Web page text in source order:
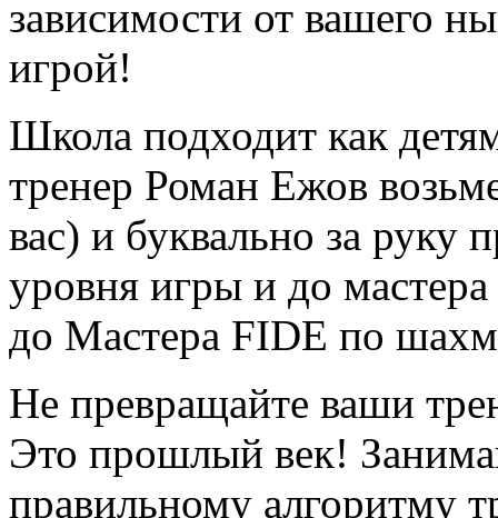
зависимости от вашего
игрой!
Школа подходит как
тренер Роман Ежов
вас) и буквально за руку
уровня игры и до мастера
до Мастера FIDE по
Не превращайте ваши
Это прошлый век!
правильному алгоритму